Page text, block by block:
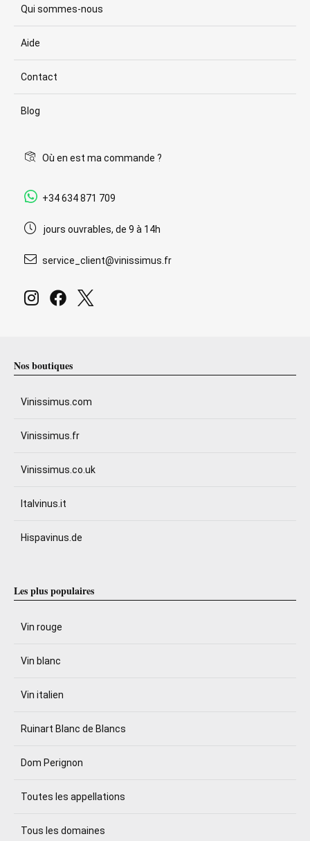
Qui sommes-nous
Aide
Contact
Blog
Où en est ma commande ?
+34 634 871 709
jours ouvrables, de 9 à 14h
service_client@vinissimus.fr
Nos boutiques
Vinissimus.com
Vinissimus.fr
Vinissimus.co.uk
Italvinus.it
Hispavinus.de
Les plus populaires
Vin rouge
Vin blanc
Vin italien
Ruinart Blanc de Blancs
Dom Perignon
Toutes les appellations
Tous les domaines